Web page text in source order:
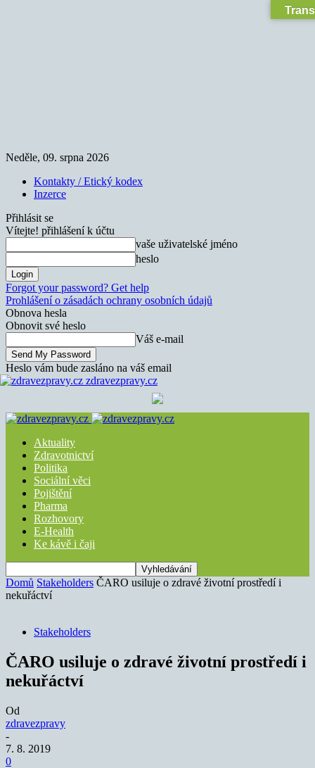
Neděle, 09. srpna 2026
Kontakty / Etický kodex
Inzerce
Přihlásit se
Vítejte! přihlášení k účtu
vaše uživatelské jméno
heslo
Forgot your password? Get help
Prohlášení o zásadách ochrany osobních údajů
Obnova hesla
Obnovit své heslo
Váš e-mail
Heslo vám bude zasláno na váš email
zdravezpravy.cz
Aktuality
Zdravotnictví
Politika
Sociální věci
Pojištění
Pharma
Rozhovory
E-Health
Ke kávě i čaji
Domů Stakeholders ČARO usiluje o zdravé životní prostředí i
nekuřáctví
Stakeholders
ČARO usiluje o zdravé životní prostředí i
nekuřáctví
Od
zdravezpravy
-
7. 8. 2019
0